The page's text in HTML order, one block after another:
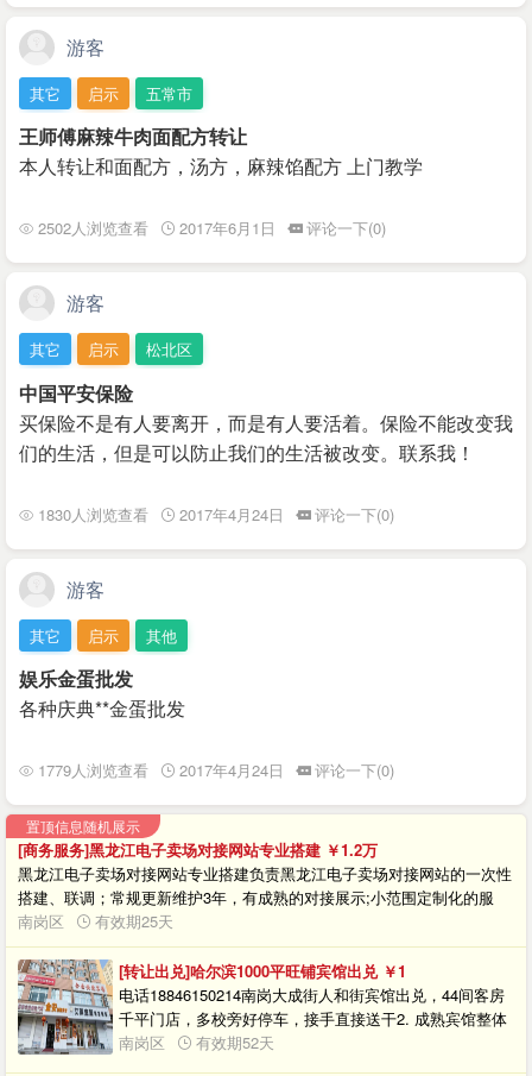
游客
其它 启示 五常市
王师傅麻辣牛肉面配方转让
本人转让和面配方，汤方，麻辣馅配方 上门教学
2502人浏览查看 2017年6月1日 评论一下(0)
游客
其它 启示 松北区
中国平安保险
买保险不是有人要离开，而是有人要活着。保险不能改变我
们的生活，但是可以防止我们的生活被改变。联系我！
1830人浏览查看 2017年4月24日 评论一下(0)
游客
其它 启示 其他
娱乐金蛋批发
各种庆典**金蛋批发
1779人浏览查看 2017年4月24日 评论一下(0)
置顶信息随机展示
[商务服务]黑龙江电子卖场对接网站专业搭建 ￥1.2万
黑龙江电子卖场对接网站专业搭建负责黑龙江电子卖场对接网站的一次性
搭建、联调；常规更新维护3年，有成熟的对接展示;小范围定制化的服
务，让您感受到不同于市场上的大众化的服务水平。15年网站建设经验，
欢迎来电咨询。
南岗区 有效期25天
[转让出兑]哈尔滨1000平旺铺宾馆出兑 ￥1
电话18846150214南岗大成街人和街宾馆出兑，44间客房
千平门店，多校旁好停车，接手直接送干2. 成熟宾馆整体
转让，南岗十字路口大门脸，客源稳定租金划算，有意私
南岗区 有效期52天